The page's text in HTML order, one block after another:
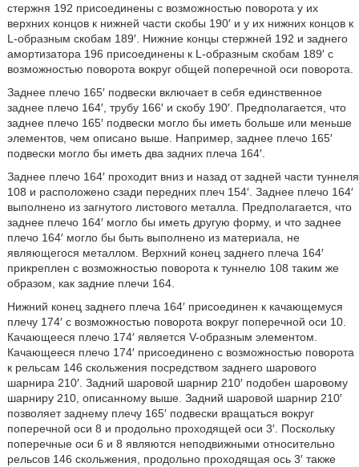
стержня 192 присоединены с возможностью поворота у их
верхних концов к нижней части скобы 190′ и у их нижних концов к
L-образным скобам 189′. Нижние концы стержней 192 и заднего
амортизатора 196 присоединены к L-образным скобам 189′ с
возможностью поворота вокруг общей поперечной оси поворота.
Заднее плечо 165′ подвески включает в себя единственное
заднее плечо 164′, трубу 166′ и скобу 190′. Предполагается, что
заднее плечо 165′ подвески могло бы иметь больше или меньше
элементов, чем описано выше. Например, заднее плечо 165′
подвески могло бы иметь два задних плеча 164′.
Заднее плечо 164′ проходит вниз и назад от задней части туннеля
108 и расположено сзади передних плеч 154′. Заднее плечо 164′
выполнено из загнутого листового металла. Предполагается, что
заднее плечо 164′ могло бы иметь другую форму, и что заднее
плечо 164′ могло бы быть выполнено из материала, не
являющегося металлом. Верхний конец заднего плеча 164′
прикреплен с возможностью поворота к туннелю 108 таким же
образом, как задние плечи 164.
Нижний конец заднего плеча 164′ присоединен к качающемуся
плечу 174′ с возможностью поворота вокруг поперечной оси 10.
Качающееся плечо 174′ является V-образным элементом.
Качающееся плечо 174′ присоединено с возможностью поворота
к рельсам 146 скольжения посредством заднего шарового
шарнира 210′. Задний шаровой шарнир 210′ подобен шаровому
шарниру 210, описанному выше. Задний шаровой шарнир 210′
позволяет заднему плечу 165′ подвески вращаться вокруг
поперечной оси 8 и продольно проходящей оси 3′. Поскольку
поперечные оси 6 и 8 являются неподвижными относительно
рельсов 146 скольжения, продольно проходящая ось 3′ также